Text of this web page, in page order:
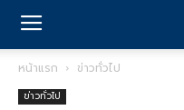
หน้าแรก ข่าวทั่วไป
ข่าวทั่วไป